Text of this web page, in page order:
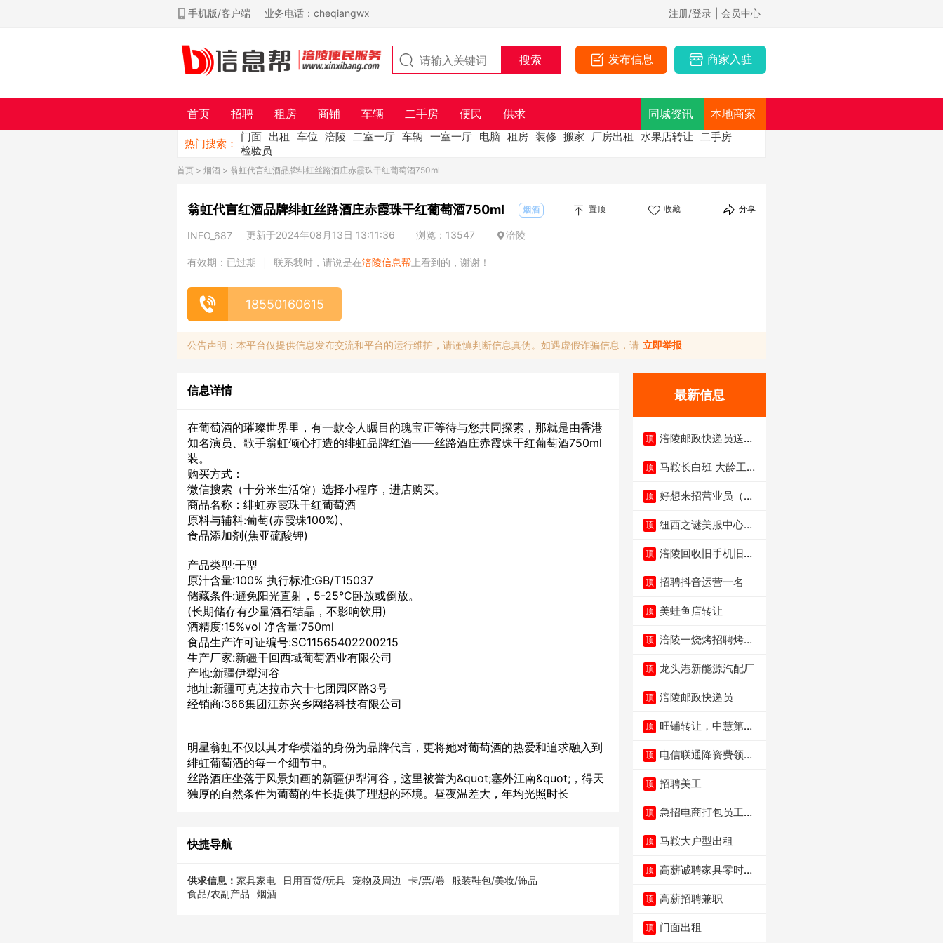
手机版/客户端 业务电话：cheqiangwx 注册/登录 | 会员中心
发布信息 商家入驻
首页 招聘 租房 商铺 车辆 二手房 便民 供求 同城资讯 本地商家
热门搜索：
门面 出租 车位 涪陵 二室一厅 车辆 一室一厅 电脑 租房 装修 搬家 厂房出租 水果店转让 二手房
检验员
首页 > 烟酒 > 翁虹代言红酒品牌绯虹丝路酒庄赤霞珠干红葡萄酒750ml
翁虹代言红酒品牌绯虹丝路酒庄赤霞珠干红葡萄酒750ml 烟酒 置顶 收藏 分享
INFO_687 更新于2024年08月13日 13:11:36 浏览：13547 涪陵
有效期：已过期 联系我时，请说是在涪陵信息帮 上看到的，谢谢！
18550160615
公告声明：本平台仅提供信息发布交流和平台的运行维护，请谨慎判断信息真伪。如遇虚假诈骗信息，请 立即举报
信息详情
在葡萄酒的璀璨世界里，有一款令人瞩目的瑰宝正等待与您共同探索，那就是由香港
知名演员、歌手翁虹倾心打造的绯虹品牌红酒——丝路酒庄赤霞珠干红葡萄酒750ml
装。
购买方式：
微信搜索（十分米生活馆）选择小程序，进店购买。
商品名称：绯虹赤霞珠干红葡萄酒
原料与辅料:葡萄(赤霞珠100%)、
食品添加剂(焦亚硫酸钾)
产品类型:干型
原汁含量:100% 执行标准:GB/T15037
储藏条件:避免阳光直射，5-25℃卧放或倒放。
(长期储存有少量酒石结晶，不影响饮用)
酒精度:15%vol 净含量:750ml
食品生产许可证编号:SC11565402200215
生产厂家:新疆干回西域葡萄酒业有限公司
产地:新疆伊犁河谷
地址:新疆可克达拉市六十七团园区路3号
经销商:366集团江苏兴乡网络科技有限公司
明星翁虹不仅以其才华横溢的身份为品牌代言，更将她对葡萄酒的热爱和追求融入到
绯虹葡萄酒的每一个细节中。
丝路酒庄坐落于风景如画的新疆伊犁河谷，这里被誉为&quot;塞外江南&quot;，得天
独厚的自然条件为葡萄的生长提供了理想的环境。昼夜温差大，年均光照时长
快捷导航
供求信息： 家具家电 日用百货/玩具 宠物及周边 卡/票/卷
服装鞋包/美妆/饰品
食品/农副产品
烟酒
最新信息
顶 涪陵邮政快递员送货
顶 马鞍长白班 大龄工大
顶 好想来招营业员（不
顶 纽西之谜美服中心招
顶 涪陵回收旧手机旧电
顶 招聘抖音运营一名
顶 美蛙鱼店转让
顶 涪陵一烧烤招聘烤工
顶 龙头港新能源汽配厂
顶 涪陵邮政快递员
顶 旺铺转让，中慧第一
顶 电信联通降资费领价
顶 招聘美工
顶 急招电商打包员工作
顶 马鞍大户型出租
顶 高薪诚聘家具零时促
顶 高薪招聘兼职
顶 门面出租